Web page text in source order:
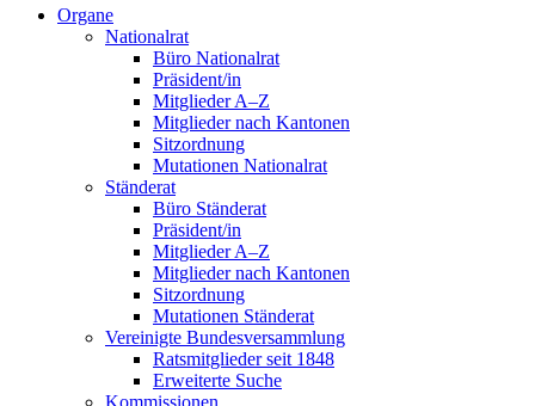
Organe
Nationalrat
Büro Nationalrat
Präsident/in
Mitglieder A–Z
Mitglieder nach Kantonen
Sitzordnung
Mutationen Nationalrat
Ständerat
Büro Ständerat
Präsident/in
Mitglieder A–Z
Mitglieder nach Kantonen
Sitzordnung
Mutationen Ständerat
Vereinigte Bundesversammlung
Ratsmitglieder seit 1848
Erweiterte Suche